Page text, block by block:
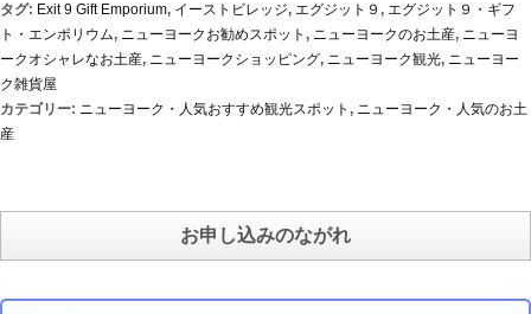
タグ: Exit 9 Gift Emporium, イーストビレッジ, エグジット９ , エグジット９・ギフ
ト・エンポリウム, ニューヨークお勧めスポット , ニューヨークのお土産, ニューヨ
ークオシャレなお土産, ニューヨークショッピング, ニューヨーク観光, ニューヨー
ク雑貨屋
カテゴリー: ニューヨーク・人気おすすめ観光スポット , ニューヨーク・人気のお土
産
お申し込みのながれ